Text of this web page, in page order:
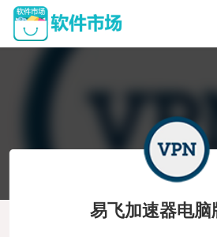
易飞加速器电脑